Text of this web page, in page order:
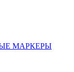
МАРКЕРЫ